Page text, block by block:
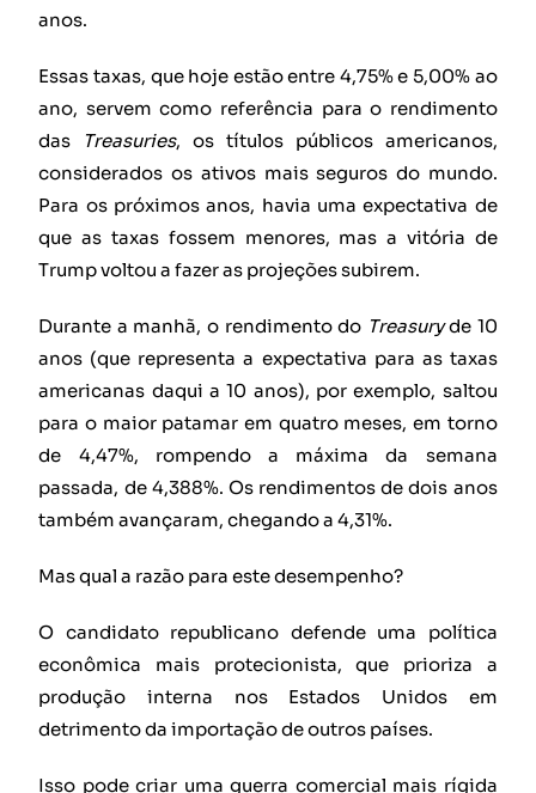
anos.
Essas taxas, que hoje estão entre 4,75% e 5,00% ao
ano, servem como referência para o rendimento
das
Treasuries, os títulos públicos americanos,
considerados os ativos mais seguros do mundo.
Para os próximos anos, havia uma expectativa de
que as taxas fossem menores, mas a vitória de
Trump voltou a fazer as projeções subirem.
Durante a manhã, o rendimento do Treasuryde 10
anos (que representa a expectativa para as taxas
americanas daqui a 10 anos), por exemplo, saltou
para o maior patamar em quatro meses, em torno
de 4,47%, rompendo a máxima da semana
passada, de 4,388%. Os rendimentos de dois anos
também avançaram, chegando a 4,31%.
Mas qual a razão para este desempenho?
O candidato republicano defende uma política
econômica mais protecionista, que prioriza a
produção interna nos Estados Unidos em
detrimento da importação de outros países.
Isso pode criar uma guerra comercial mais rígida